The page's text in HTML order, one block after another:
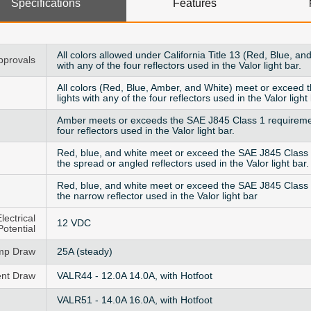
Specifications Features
All colors allowed under California Title 13 (Red, Blue,
with any of the four reflectors used in the Valor light bar.
All colors (Red, Blue, Amber, and White) meet or
lights with any of the four reflectors used in the Valor light
Amber meets or exceeds the SAE J845 Class 1
four reflectors used in the Valor light bar.
Red, blue, and white meet or exceed the SAE J845
the spread or angled reflectors used in the Valor light bar.
Red, blue, and white meet or exceed the SAE J845
the narrow reflector used in the Valor light bar
12 VDC
Draw 25A (steady)
Draw VALR44 - 12.0A 14.0A, with Hotfoot
VALR51 - 14.0A 16.0A, with Hotfoot